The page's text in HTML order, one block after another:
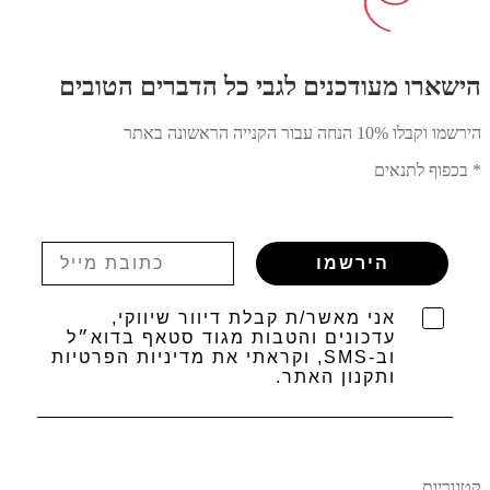
הישארו מעודכנים לגבי כל הדברים הטובים
הירשמו וקבלו 10% הנחה עבור הקנייה הראשונה באתר
* בכפוף לתנאים
הירשמו
אני מאשר/ת קבלת דיוור שיווקי,
עדכונים והטבות מגוד סטאף בדוא״ל
וב-SMS, וקראתי את מדיניות הפרטיות
ותקנון האתר.